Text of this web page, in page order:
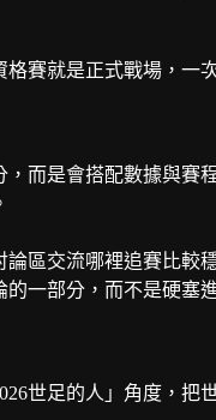
賽就是正式戰場，一
而是會搭配數據與賽
區交流哪裡追賽比較
一部分，而不是硬塞
世足的人」角度，把